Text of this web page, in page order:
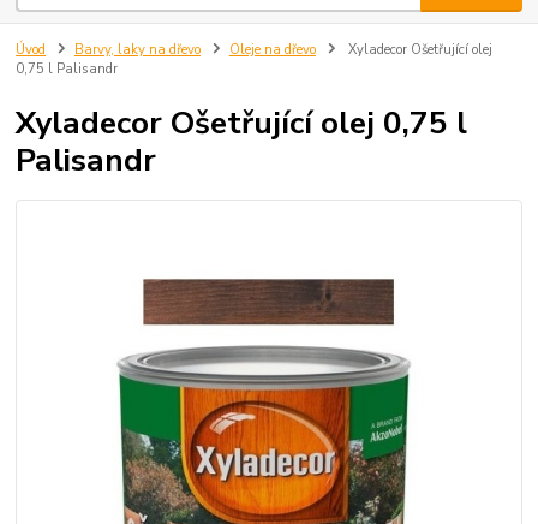
Úvod Barvy, laky na dřevo Oleje na dřevo
Xyladecor Ošetřující olej
0,75 l Palisandr
Xyladecor Ošetřující olej 0,75 l
Palisandr